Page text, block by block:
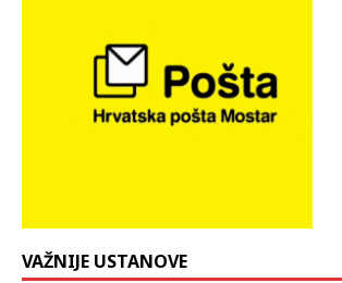
VAŽNIJE USTANOVE